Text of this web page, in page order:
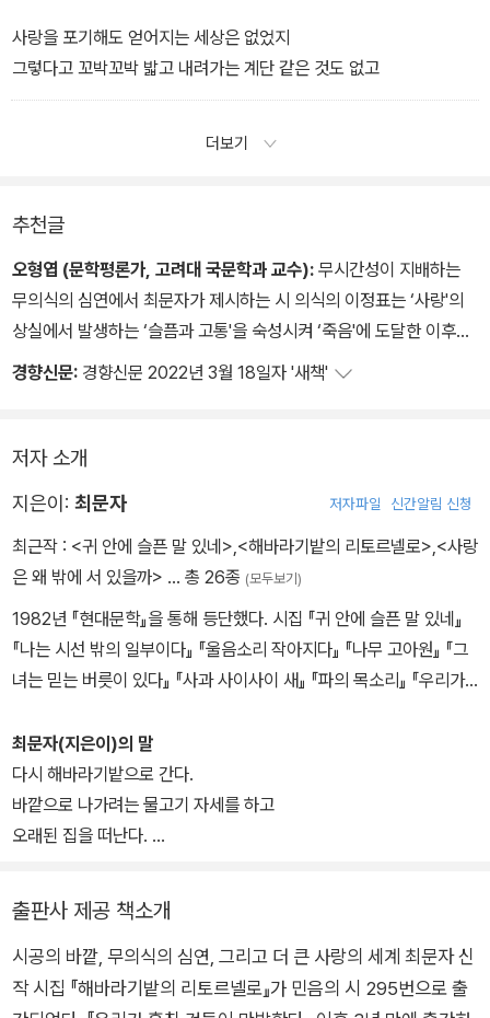
사랑을 포기해도 얻어지는 세상은 없었지
그렇다고 꼬박꼬박 밟고 내려가는 계단 같은 것도 없고
더보기
추천글
오형엽 (문학평론가, 고려대 국문학과 교수): 무시간성이 지배하는
무의식의 심연에서 최문자가 제시하는 시 의식의 이정표는 ‘사랑'의
상실에서 발생하는 ‘슬픔과 고통'을 숙성시켜 ‘죽음'에 도달한 이후에
그 죽음 너머에서 “끝 그다음"의 시간과 공간으로 한 걸음 더 나아갈
통'을 숙성시켜 ‘죽음'에 도달한 이후에 “끝 그다음"의 시간과 공간으
경향신문: 경향신문 2022년 3월 18일자 '새책'
저자 소개
지은이: 최문자 저자파일 신간알림 신청
최근작 : <귀 안에 슬픈 말 있네>,<해바라기밭의 리토르넬로>,<사랑
은 왜 밖에 서 있을까> … 총 26종 (모두보기)
1982년 『현대문학』을 통해 등단했다. 시집 『귀 안에 슬픈 말 있네』
『나는 시선 밖의 일부이다』 『울음소리 작아지다』 『나무 고아원』 『그
녀는 믿는 버릇이 있다』 『사과 사이사이 새』 『파의 목소리』 『우리가
진문학상, 이형기문학상, 한국시인협회상, 한국서정시문학상 등을 수
상했다.
최문자(지은이)의 말
다시 해바라기밭으로 간다.
바깥으로 나가려는 물고기 자세를 하고
오래된 집을 떠난다.
창문을 열어 줄 것이다.
출판사 제공 책소개
시공의 바깥, 무의식의 심연, 그리고 더 큰 사랑의 세계 최문자 신
작 시집 『해바라기밭의 리토르넬로』가 민음의 시 295번으로 출